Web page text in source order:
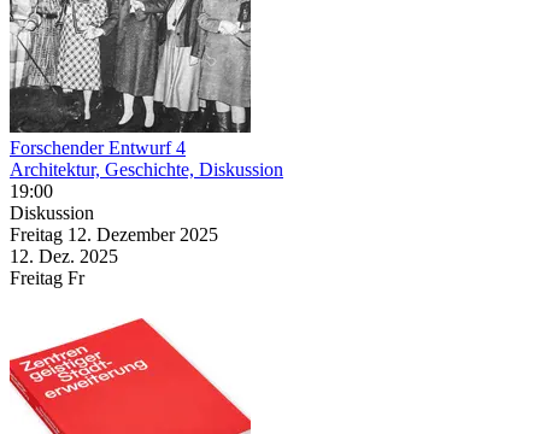
Forschender Entwurf 4
Architektur, Geschichte, Diskussion
19:00
Diskussion
Freitag 12. Dezember 2025
12. Dez. 2025
Freitag Fr